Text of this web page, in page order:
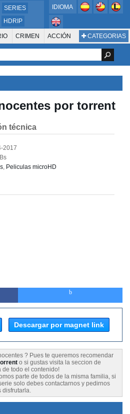
SERIES
HDRIP
IDIOMA
CATEGORIAS
CRIMEN ACCIÓN
AVENTURA
CIENCIA FICCIÓN FANTASÍA
FOREIGN KIDS REALITY ANIMACION
BIOGRAFÍA
por torrent
técnica
2017
, Peliculas microHD
Descargar por magnet link
? Pues te queremos recomendar
o si gustas visita la seccion de
de todo el contenido!
parte de todos de la misma familia, si
solo debes contactarnos y pedirnos